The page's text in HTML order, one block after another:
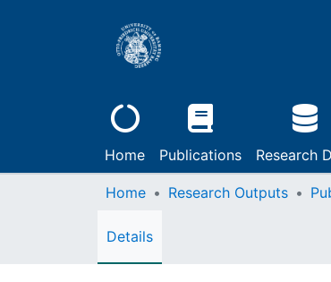
Home Publications Research
Home Research Outputs
Details